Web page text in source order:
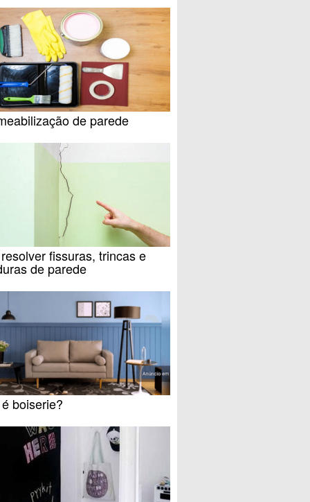
de parede
fissuras, trincas e
de parede
boiserie?